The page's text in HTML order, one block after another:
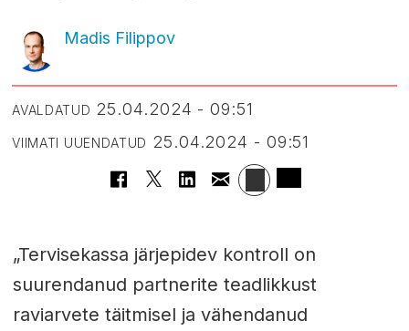
Madis Filippov
AVALDATUD 25.04.2024 - 09:51
VIIMATI UUENDATUD 25.04.2024 - 09:51
„Tervisekassa järjepidev kontroll on
suurendanud partnerite teadlikkust
raviarvete täitmisel ja vähendanud